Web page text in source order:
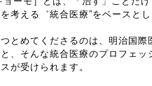
考える゛統合医療”をベースと
とめてくださるのは、明治国
、そんな統合医療のプロフェ
が受けられます。